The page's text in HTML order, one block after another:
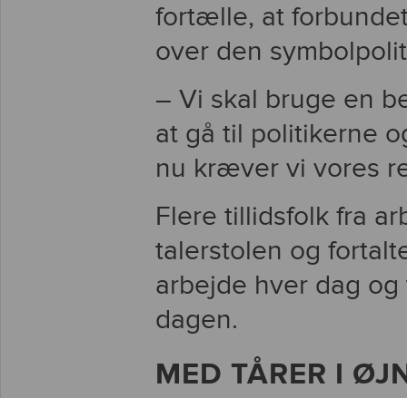
fortælle, at
over den
– Vi skal bruge en
at gå til politikerne
nu kræver vi vores
Flere tillidsfolk fra
talerstolen og
arbejde hver dag
dagen.
MED TÅRER I